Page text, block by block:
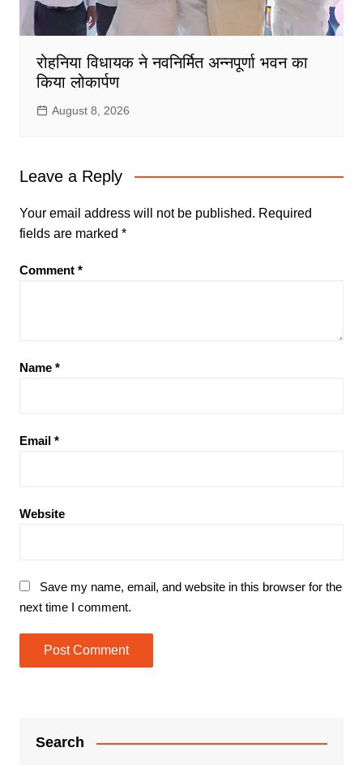
रोहनिया विधायक ने नवनिर्मित अन्नपूर्णा भवन का
किया लोकार्पण
August 8, 2026
Leave a Reply
Your email address will not be published. Required
fields are marked *
Comment *
Name *
Email *
Website
Save my name, email, and website in this browser for the
next time I comment.
Search